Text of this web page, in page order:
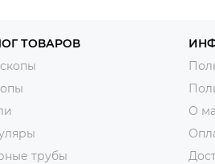
ТОВАРОВ
трубы
О